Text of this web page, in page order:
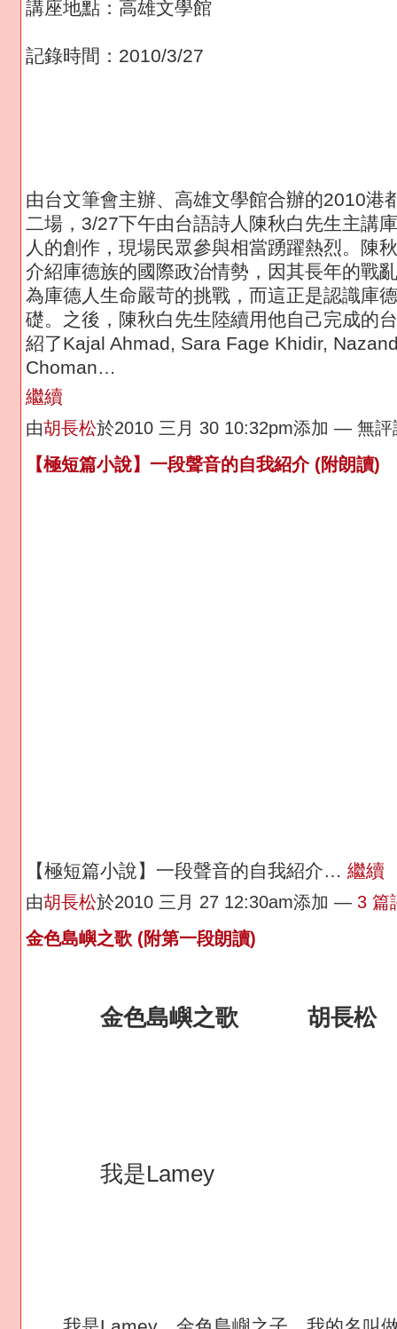
講座地點：高雄文學館
記錄時間：2010/3/27
由台文筆會主辦、高雄文學館合辦的2010港
二場，3/27下午由台語詩人陳秋白先生主講
人的創作，現場民眾參與相當踴躍熱烈。陳
介紹庫德族的國際政治情勢，因其長年的戰
為庫德人生命嚴苛的挑戰，而這正是認識庫
礎。之後，陳秋白先生陸續用他自己完成的
紹了Kajal Ahmad, Sara Fage Khidir,
Choman…
繼續
由胡長松於2010 三月 30 10:32pm添加 — 無評
【極短篇小說】一段聲音的自我紹介 (附朗讀)
【極短篇小說】一段聲音的自我紹介… 繼續
由胡長松於2010 三月 27 12:30am添加 — 3 篇
金色島嶼之歌 (附第一段朗讀)
金色島嶼之歌 胡長松
我是Lamey